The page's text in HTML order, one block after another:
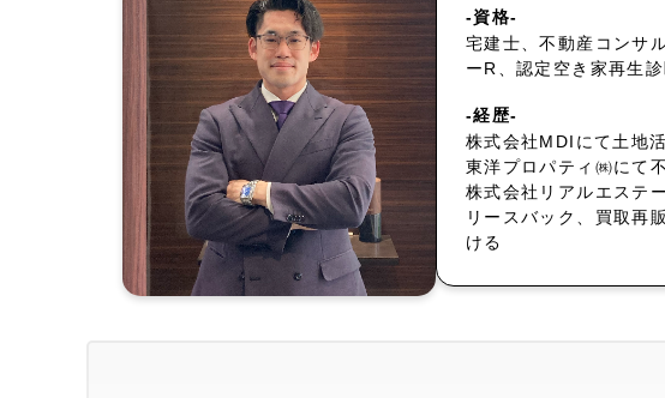
-資格-
宅建士、不動産コンサ
ーR、認定空き家再生
-経歴-
株式会社MDIにて土地
東洋プロパティ㈱にて
株式会社リアルエステ
リースバック、買取再
ける